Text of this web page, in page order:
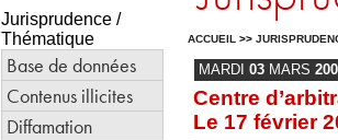
Jurisprudence /
Thématique
Base de données
Contenus illicites
Diffamation
ACCUEIL >>
MARDI 03 MARS
Centre
Le 17 février